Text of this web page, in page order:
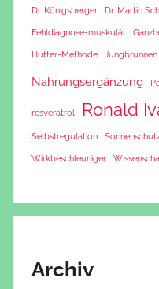
Dr. Königsberger Dr. Martin
Fehldiagnose-muskulär
Hutter-Methode Jungbrunnen
Nahrungsergänzung
resveratrol Ronald
Selbstregulation
Wirkbeschleuniger
Archiv